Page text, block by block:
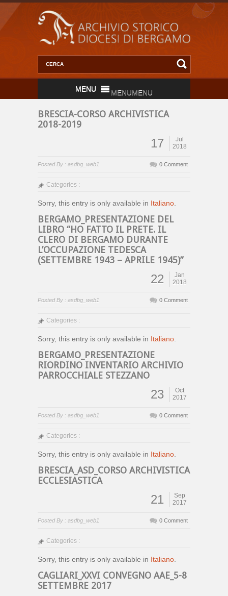
MENUMENU
BRESCIA-CORSO ARCHIVISTICA
2018-2019
17
Jul
2018
Posted By : asdbg_web1 0 Comment
Categories :
Sorry, this entry is only available in Italiano
BERGAMO_PRESENTAZIONE DEL
LIBRO “HO FATTO IL PRETE. IL
CLERO DI BERGAMO DURANTE
L’OCCUPAZIONE TEDESCA
(SETTEMBRE 1943 – APRILE 1945)”
22
Jan
2018
Posted By : asdbg_web1 0 Comment
Categories :
Sorry, this entry is only available in Italiano
BERGAMO_PRESENTAZIONE
RIORDINO INVENTARIO ARCHIVIO
PARROCCHIALE STEZZANO
23
Oct
2017
Posted By : asdbg_web1 0 Comment
Categories :
Sorry, this entry is only available in Italiano
BRESCIA_ASD_CORSO ARCHIVISTICA
ECCLESIASTICA
21
Sep
2017
Posted By : asdbg_web1 0 Comment
Categories :
Sorry, this entry is only available in Italiano
CAGLIARI_XXVI CONVEGNO AAE_5-8
SETTEMBRE 2017